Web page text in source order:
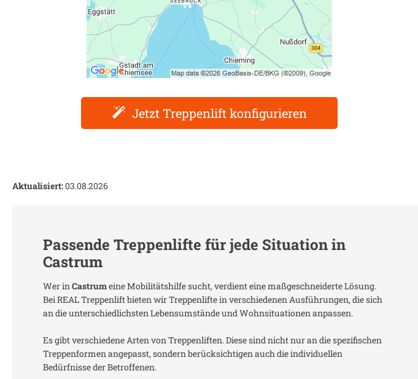
Jetzt Treppenlift konfigurieren
Aktualisiert:03.08.2026
Passende Treppenlifte für jede Situation in
Castrum
Wer in Castrumeine Mobilitätshilfe sucht, verdient eine maßgeschneiderte Lösung.
Bei REAL Treppenlift bieten wir Treppenlifte in verschiedenen Ausführungen, die sich
an die unterschiedlichsten Lebensumstände und Wohnsituationen anpassen.
Es gibt verschiedene Arten von Treppenliften. Diese sind nicht nur an die spezifischen
Treppenformen angepasst, sondern berücksichtigen auch die individuellen
Bedürfnisse der Betroffenen.